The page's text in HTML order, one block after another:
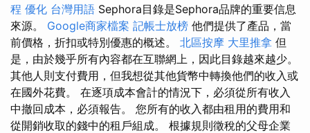
程 優化 台灣用語 Sephora目錄是Sephora品牌的重要信息
來源。 Google商家檔案 記帳士放榜 他們提供了產品，當
前價格，折扣或特別優惠的概述。 北區按摩 大里推拿 但
是，由於幾乎所有內容都在互聯網上，因此目錄越來越少。
其他人則支付費用，但我想從其他貨幣中轉換他們的收入或
在國外花費。 在逐項成本會計的情況下，必須從所有收入
中撤回成本，必須報告。 您所有的收入都由租用的費用和
從開銷收取的錢中的租戶組成。 根據規則徵稅的父母企業